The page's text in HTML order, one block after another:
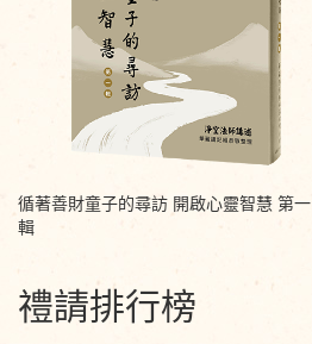
循著善財童子的尋訪 開啟心靈智慧 第一
輯
禮請排行榜